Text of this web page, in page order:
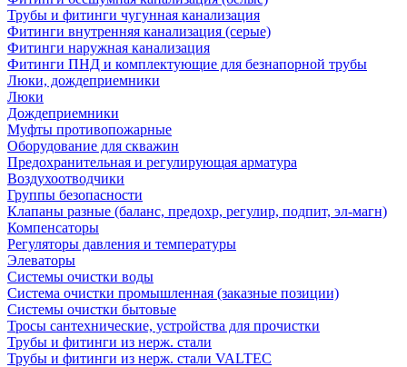
Трубы и фитинги чугунная канализация
Фитинги внутренняя канализация (серые)
Фитинги наружная канализация
Фитинги ПНД и комплектующие для безнапорной трубы
Люки, дождеприемники
Люки
Дождеприемники
Муфты противопожарные
Оборудование для скважин
Предохранительная и регулирующая арматура
Воздухоотводчики
Группы безопасности
Клапаны разные (баланс, предохр, регулир, подпит, эл-магн)
Компенсаторы
Регуляторы давления и температуры
Элеваторы
Системы очистки воды
Система очистки промышленная (заказные позиции)
Системы очистки бытовые
Тросы сантехнические, устройства для прочистки
Трубы и фитинги из нерж. стали
Трубы и фитинги из нерж. стали VALTEC